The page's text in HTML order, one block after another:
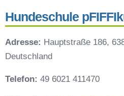
Hundeschule
Adresse: Hauptstraße 186,
Deutschland
Telefon: 49 6021 411470